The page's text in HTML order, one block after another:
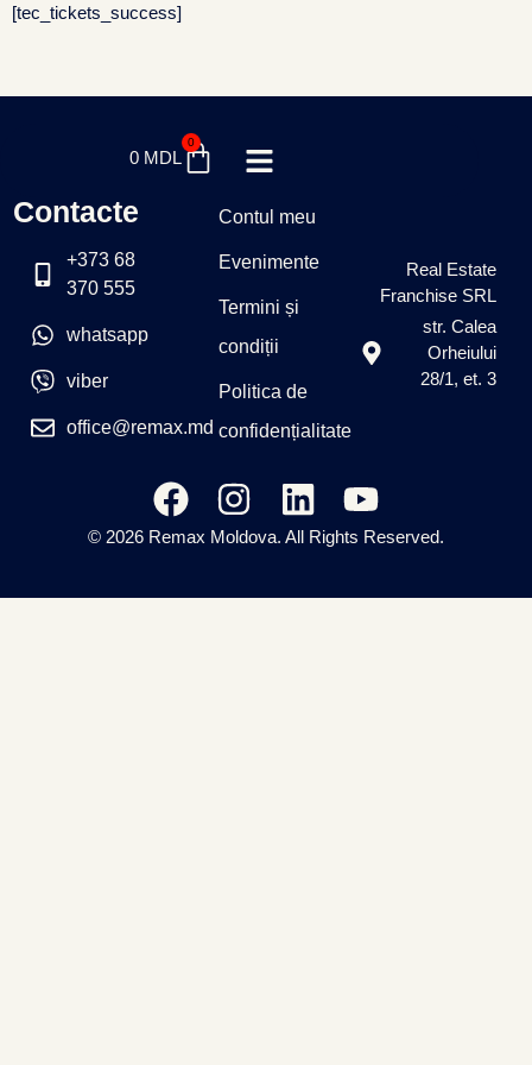
[tec_tickets_success]
0 MDL
0
Contacte
+373 68
370 555
whatsapp
viber
office@remax.md
Contul meu
Evenimente
Termini și
condiții
Politica de
confidențialitate
Real Estate
Franchise SRL
str. Calea
Orheiului
28/1, et. 3
© 2026 Remax Moldova. All Rights Reserved.